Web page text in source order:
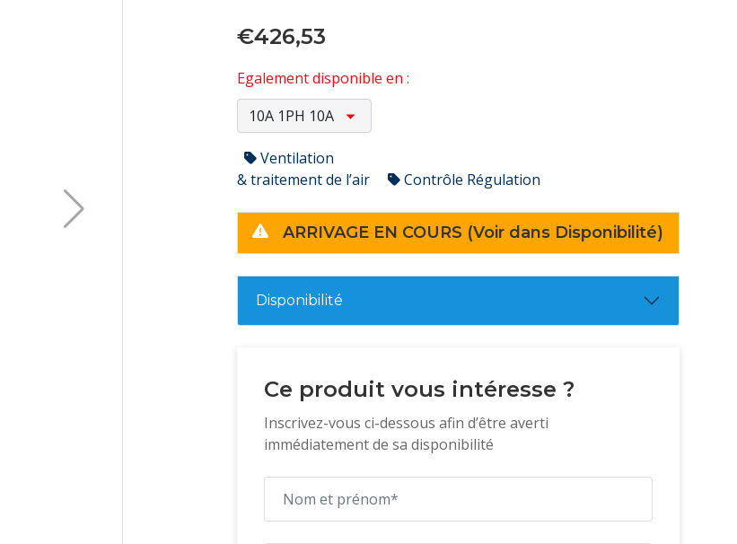
€426,53
Egalement disponible en :
Ventilation
& traitement de l’air
Contrôle Régulation
ARRIVAGE EN COURS (Voir dans Disponibilité)
Disponibilité
Ce produit vous intéresse ?
Inscrivez-vous ci-dessous afin d’être averti
immédiatement de sa disponibilité